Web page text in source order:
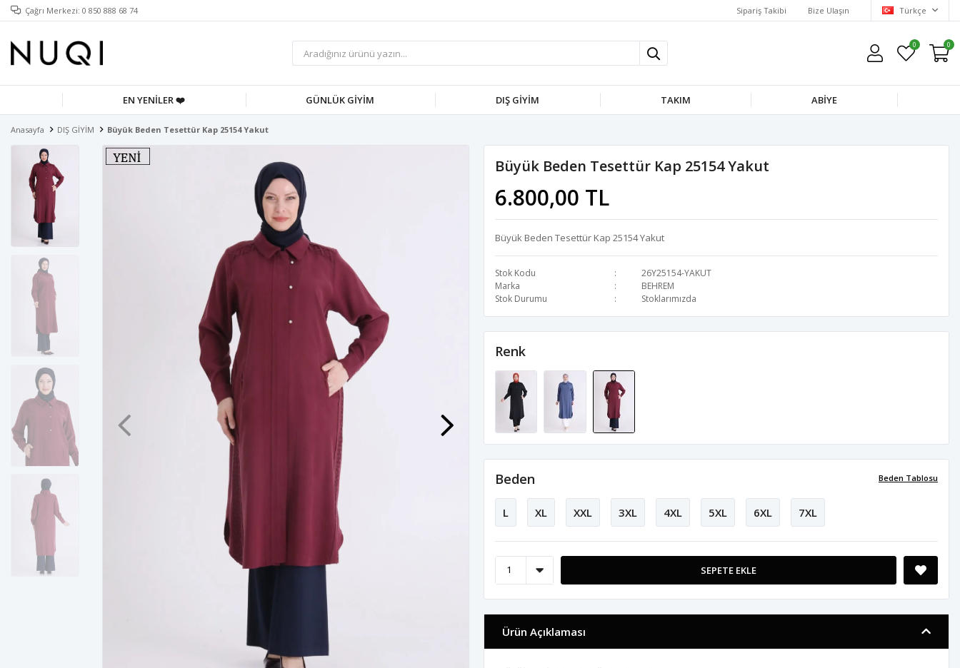
Çağrı Merkezi: 0 850 888 68 74 Sipariş Takibi Bize Ulaşın Türkçe
0 0
EN YENİLER ❤️ GÜNLÜK GİYİM DIŞ GİYİM TAKIM ABİYE
Anasayfa DIŞ GİYİM Büyük Beden Tesettür Kap 25154 Yakut
Büyük Beden Tesettür Kap 25154 Yakut
6.800,00 TL
Büyük Beden Tesettür Kap 25154 Yakut
Stok Kodu
26Y25154-YAKUT
Marka
BEHREM
Stok Durumu
Stoklarımızda
Renk
Beden Tablosu
Beden
L XL XXL 3XL 4XL 5XL 6XL 7XL
SEPETE EKLE
Ürün Açıklaması